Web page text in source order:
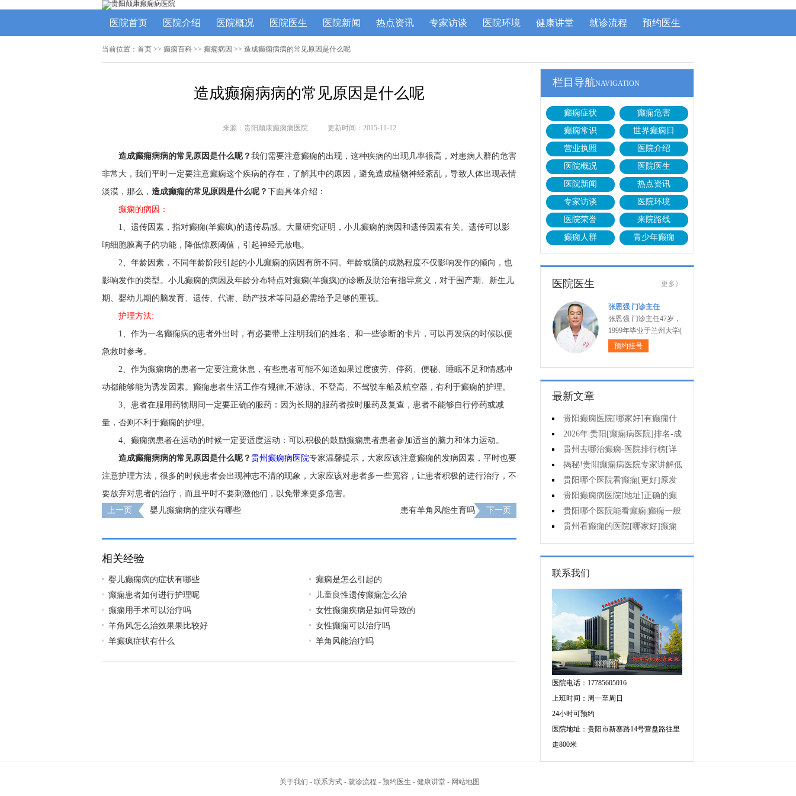
医院首页 医院介绍 医院概况 医院医生 医院新闻 热点资讯 专家访谈 医院环境 健康讲堂 就诊流程 预约医生
当前位置： 首页 >> 癫痫百科 >> 癫痫病因 >> 造成癫痫病病的常见原因是什么呢
造成癫痫病病的常见原因是什么呢
来源：贵阳颠康癫痫病医院 更新时间：2015-11-12
造成癫痫病病的常见原因是什么呢？ 我们需要注意癫痫的出现，这种疾病的出现几率很高，对患病人群的危害
非常大，我们平时一定要注意癫痫这个疾病的存在，了解其中的原因，避免造成植物神经紊乱，导致人体出现表情
淡漠，那么， 造成癫痫的常见原因是什么呢？ 下面具体介绍：
癫痫的病因：
1、遗传因素，指对癫痫(羊癫疯)的遗传易感。大量研究证明，小儿癫痫的病因和遗传因素有关。遗传可以影
响细胞膜离子的功能，降低惊厥阈值，引起神经元放电。
2、年龄因素，不同年龄阶段引起的小儿癫痫的病因有所不同。年龄或脑的成熟程度不仅影响发作的倾向，也
影响发作的类型。小儿癫痫的病因及年龄分布特点对癫痫(羊癫疯)的诊断及防治有指导意义，对于围产期、新生儿
期、婴幼儿期的脑发育、遗传、代谢、助产技术等问题必需给予足够的重视。
护理方法:
1、作为一名癫痫病的患者外出时，有必要带上注明我们的姓名、和一些诊断的卡片，可以再发病的时候以便
急救时参考。
2、作为癫痫病的患者一定要注意休息，有些患者可能不知道如果过度疲劳、停药、便秘、睡眠不足和情感冲
动都能够能为诱发因素。癫痫患者生活工作有规律;不游泳、不登高、不驾驶车船及航空器，有利于癫痫的护理。
3、患者在服用药物期间一定要正确的服药：因为长期的服药者按时服药及复查，患者不能够自行停药或减
量，否则不利于癫痫的护理。
4、癫痫病患者在运动的时候一定要适度运动：可以积极的鼓励癫痫患者患者参加适当的脑力和体力运动。
造成癫痫病病的常见原因是什么呢？ 贵州癫痫病医院专家温馨提示，大家应该注意癫痫的发病因素，平时也要
注意护理方法，很多的时候患者会出现神志不清的现象，大家应该对患者多一些宽容，让患者积极的进行治疗，不
要放弃对患者的治疗，而且平时不要刺激他们，以免带来更多危害。
上一页
婴儿癫痫病的症状有哪些 患有羊角风能生育吗 下一页
相关经验
婴儿癫痫病的症状有哪些
癫痫是怎么引起的
癫痫患者如何进行护理呢
儿童良性遗传癫痫怎么治
癫痫用手术可以治疗吗
女性癫痫疾病是如何导致的
羊角风怎么治效果果比较好
女性癫痫可以治疗吗
羊癫疯症状有什么
羊角风能治疗吗
栏目导航NAVIGATION
癫痫症状
癫痫危害
癫痫常识
世界癫痫日
营业执照
医院介绍
医院概况
医院医生
医院新闻
热点资讯
专家访谈
医院环境
医院荣誉
来院路线
癫痫人群
青少年癫痫
医院医生 更多》
张恩强 门诊主任
张恩强 门诊主任47岁，
1999年毕业于兰州大学(
预约挂号
最新文章
贵阳癫痫医院[哪家好]有癫痫什
么不能吃什么药?
2026年|贵阳[癫痫病医院]排名-成
人癫痫急救措施护理
贵州去哪治癫痫-医院排行榜[详
细排名]癫痫病人可以吃什么食物?
揭秘!贵阳癫痫病医院专家讲解低
血糖会抽搐吗?
贵阳哪个医院看癫痫[更好]原发
性母猪疯能治好吗?
贵阳癫痫病医院[地址]正确的癫
痫护理是什么?
贵阳哪个医院能看癫痫|癫痫一般
会出现哪些症状?
贵州看癫痫的医院[哪家好]癫痫
的成因有哪些?
联系我们
医院电话：17785605016
上班时间：周一至周日
24小时可预约
医院地址：贵阳市新寨路14号营盘路往里
走800米
关于我们 - 联系方式 - 就诊流程 - 预约医生 - 健康讲堂 - 网站地图